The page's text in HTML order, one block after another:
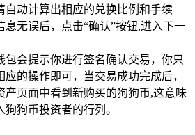
自动计算出相应的兑换比例和手续
息无误后，点击“确认”按钮,进入下一
包会提示你进行签名确认交易，你只
应的操作即可，当交易成功完成后，
产页面中看到新购买的狗狗币,这意味
狗币投资者的行列。